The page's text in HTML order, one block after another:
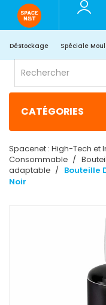
Déstockage Spéciale
CATÉGORIES
Spacenet : High-Tech et
Consommable
adaptable
Bouteille
Noir